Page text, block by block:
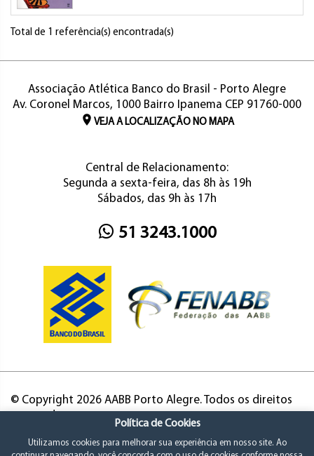
Total de 1 referência(s) encontrada(s)
Associação Atlética Banco do Brasil - Porto Alegre
Av. Coronel Marcos, 1000 Bairro Ipanema CEP 91760-000
VEJA A LOCALIZAÇÃO NO MAPA
Central de Relacionamento:
Segunda a sexta-feira, das 8h às 19h
Sábados, das 9h às 17h
51 3243.1000
© Copyright 2026 AABB Porto Alegre. Todos os direitos
Política de Cookies
Utilizamos cookies para melhorar sua experiência em nosso site. Ao